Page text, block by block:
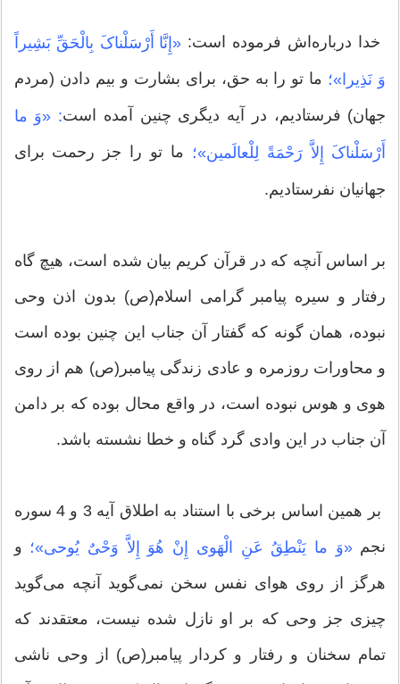
خدا درباره‌اش فرموده است: «إِنَّا أَرْسَلْناکَ بِالْحَقِّ بَشِیراً
وَ نَذِیرا»؛ ما تو را به حق، براى بشارت و بیم دادن (مردم
جهان) فرستادیم، در آیه دیگری چنین آمده است: «وَ ما
أَرْسَلْناکَ إِلاَّ رَحْمَةً لِلْعالَمین»؛ ما تو را جز رحمت براى
جهانیان نفرستادیم.
بر اساس آنچه که در قرآن کریم بیان شده است، هیچ گاه
رفتار و سیره پیامبر گرامی اسلام(ص) بدون اذن وحی
نبوده، همان گونه که گفتار آن جناب این چنین بوده است
و محاورات روزمره و عادی زندگی پیامبر(ص) هم از روی
هوی و هوس نبوده است، در واقع محال بوده که بر دامن
آن جناب در این وادی گرد گناه و خطا نشسته باشد.
بر همین اساس برخی با استناد به اطلاق آیه 3 و 4 سوره
نجم «وَ ما یَنْطِقُ عَنِ الْهَوى‏ إِنْ هُوَ إِلاَّ وَحْیٌ یُوحى»؛ و
هرگز از روى هواى نفس سخن نمى‏‌گوید آنچه مى‏‌گوید
چیزى جز وحى که بر او نازل شده نیست، معتقدند که
تمام سخنان و رفتار و کردار پیامبر(ص) از وحی ناشی